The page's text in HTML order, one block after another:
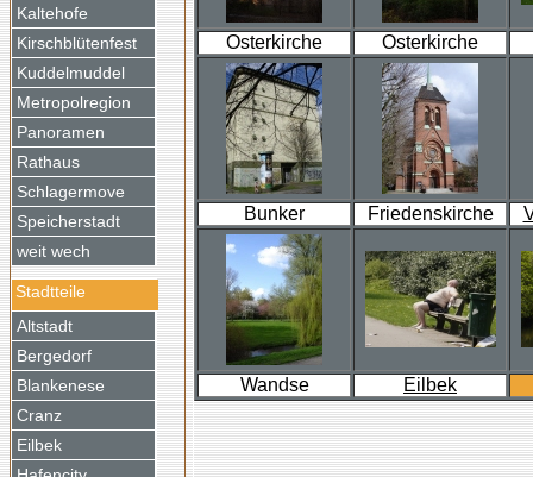
Kaltehofe
Kirschblütenfest
Kuddelmuddel
Metropolregion
Panoramen
Rathaus
Schlagermove
Speicherstadt
weit wech
Stadtteile
Altstadt
Bergedorf
Blankenese
Cranz
Eilbek
Osterkirche Osterkirche
Bunker Friedenskirche
Wandse Eilbek